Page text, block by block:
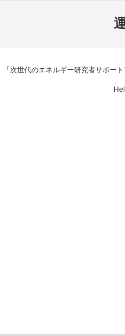
「次世代のエネルギー研究者サポー